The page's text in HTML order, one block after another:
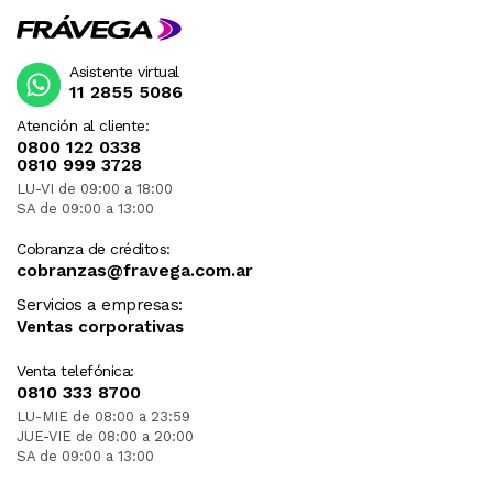
Atención al cliente:
0800 122 0338
0810 999 3728
LU-VI de 09:00 a 18:00
SA de 09:00 a 13:00
Cobranza de créditos:
cobranzas@fravega.com.ar
Servicios a empresas:
Ventas corporativas
Venta telefónica:
0810 333 8700
LU-MIE de 08:00 a 23:59
JUE-VIE de 08:00 a 20:00
SA de 09:00 a 13:00
Asistente virtual
11 2855 5086